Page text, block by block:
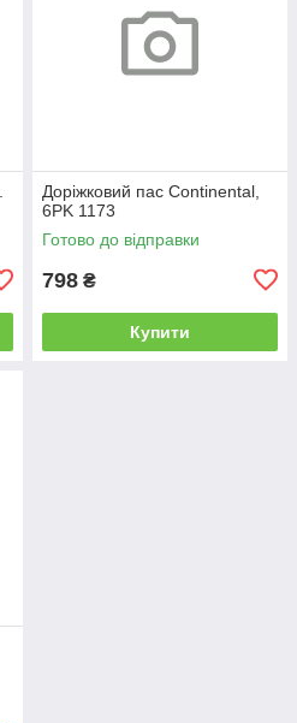
Доріжковий пас Continental,
6PK 1173
Готово до відправки
798 ₴
Купити